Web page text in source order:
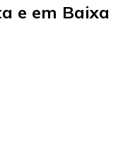
e em Baixa